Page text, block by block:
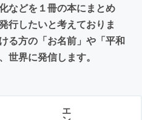
などを１冊の本にまとめ
行したいと考えておりま
る方の「お名前」や「平和
世界に発信します。
エ